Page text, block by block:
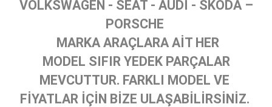
VOLKSWAGEN - SEAT - AUDİ - SKODA –
PORSCHE
MARKA ARAÇLARA AİT HER
MODEL SIFIR YEDEK PARÇALAR
MEVCUTTUR. FARKLI MODEL VE
FİYATLAR İÇİN BİZE ULAŞABİLİRSİNİZ.